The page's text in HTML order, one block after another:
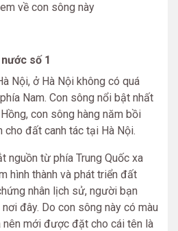
về con sông này
số 1
Nội, ở Hà Nội không có quá
Nam. Con sông nổi bật nhất
con sông hàng năm bồi
đất canh tác tại Hà Nội.
nguồn từ phía Trung Quốc xa
hình thành và phát triển đất
nhân lịch sử, người bạn
đây. Do con sông này có màu
mới được đặt cho cái tên là